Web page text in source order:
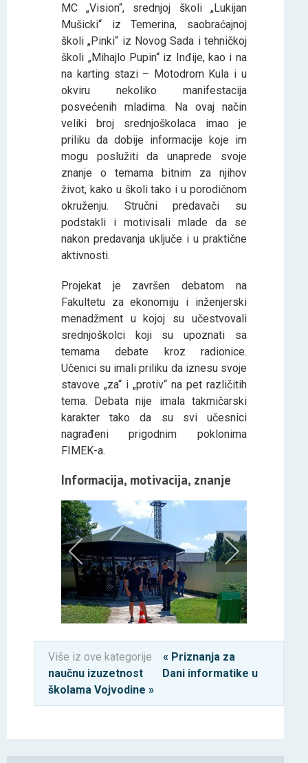
MC „Vision“, srednjoj školi „Lukijan
Mušicki“ iz Temerina, saobraćajnoj
školi „Pinki“ iz Novog Sada i tehničkoj
školi „Mihajlo Pupin“ iz Inđije, kao i na
na karting stazi – Motodrom Kula i u
okviru nekoliko manifestacija
posvećenih mladima. Na ovaj način
veliki broj srednjoškolaca imao je
priliku da dobije informacije koje im
mogu poslužiti da unaprede svoje
znanje o temama bitnim za njihov
život, kako u školi tako i u porodičnom
okruženju. Stručni predavači su
podstakli i motivisali mlade da se
nakon predavanja uključe i u praktične
aktivnosti.
Projekat je završen debatom na
Fakultetu za ekonomiju i inženjerski
menadžment u kojoj su učestvovali
srednjoškolci koji su upoznati sa
temama debate kroz radionice.
Učenici su imali priliku da iznesu svoje
stavove „za“ i „protiv“ na pet različitih
tema. Debata nije imala takmičarski
karakter tako da su svi učesnici
nagrađeni prigodnim poklonima
FIMEK-a.
Informacija, motivacija, znanje
Više iz ove kategorije
« Priznanja za
naučnu izuzetnost
Dani informatike u
školama Vojvodine »